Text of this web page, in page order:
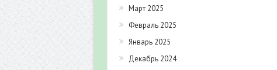
Март 2025
Февраль 2025
Январь 2025
Декабрь 2024